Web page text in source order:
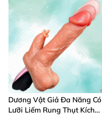
Dương Vật Giả Đa Năng Có
Lưỡi Liếm Rung Thụt Kích